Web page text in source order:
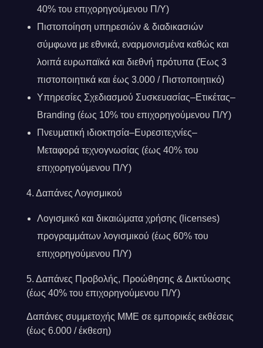
40% του επιχορηγούμενου Π/Υ)
Πιστοποίηση υπηρεσιών & διαδικασιών
σύμφωνα με εθνικά, εναρμονισμένα καθώς και
λοιπά ευρωπαϊκά και διεθνή πρότυπα (Έως 3
πιστοποιητικά και έως 3.000 / Πιστοποιητικό)
Υπηρεσίες Σχεδιασμού Συσκευασίας–Ετικέτας–
Branding (έως 10% του επιχορηγούμενου Π/Υ)
Πνευματική ιδιοκτησία–Ευρεσιτεχνίες–
Μεταφορά τεχνογνωσίας (έως 40% του
επιχορηγούμενου Π/Υ)
4. Δαπάνες Λογισμικού
Λογισμικό και δικαιώματα χρήσης (licenses)
προγραμμάτων λογισμικού (έως 60% του
επιχορηγούμενου Π/Υ)
5. Δαπάνες Προβολής, Προώθησης & Δικτύωσης
(έως 40% του επιχορηγούμενου Π/Υ)
Δαπάνες συμμετοχής ΜΜΕ σε εμπορικές εκθέσεις
(έως 6.000 / έκθεση)